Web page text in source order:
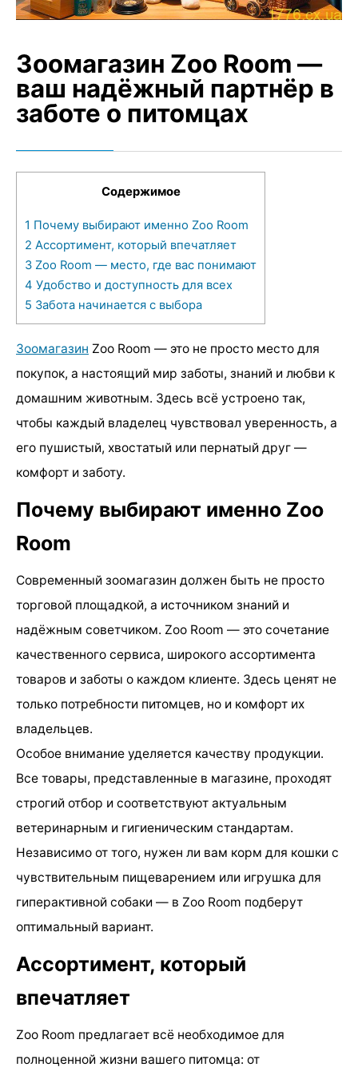
Зоомагазин Zoo Room —
ваш надёжный партнёр в
заботе о питомцах
Содержимое
1 Почему выбирают именно Zoo Room
2 Ассортимент, который впечатляет
3 Zoo Room — место, где вас понимают
4 Удобство и доступность для всех
5 Забота начинается с выбора
Зоомагазин Zoo Room — это не просто место для
покупок, а настоящий мир заботы, знаний и любви к
домашним животным. Здесь всё устроено так,
чтобы каждый владелец чувствовал уверенность, а
его пушистый, хвостатый или пернатый друг —
комфорт и заботу.
Почему выбирают именно Zoo
Room
Современный зоомагазин должен быть не просто
торговой площадкой, а источником знаний и
надёжным советчиком. Zoo Room — это сочетание
качественного сервиса, широкого ассортимента
товаров и заботы о каждом клиенте. Здесь ценят не
только потребности питомцев, но и комфорт их
владельцев.
Особое внимание уделяется качеству продукции.
Все товары, представленные в магазине, проходят
строгий отбор и соответствуют актуальным
ветеринарным и гигиеническим стандартам.
Независимо от того, нужен ли вам корм для кошки с
чувствительным пищеварением или игрушка для
гиперактивной собаки — в Zoo Room подберут
оптимальный вариант.
Ассортимент, который
впечатляет
Zoo Room предлагает всё необходимое для
полноценной жизни вашего питомца: от